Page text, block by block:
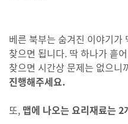
베른 북부는 숨겨진 이야기가
찾으면 됩니다. 딱 하나가 흩
찾으면 시간상 문제는 없으니
진행해주세요.
또, 맵에 나오는 요리재료는 2